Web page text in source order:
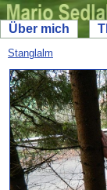
Über mich
Stanglalm